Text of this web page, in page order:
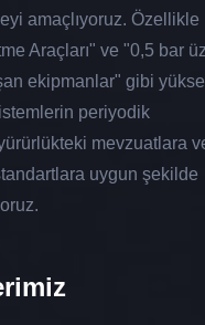
amaçlıyoruz. Özellikle
Araçları" ve "0,5 bar
ekipmanlar" gibi
periyodik
mevzuatlara
uygun şekilde